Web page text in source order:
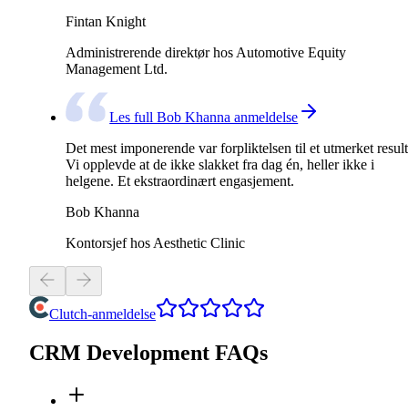
Fintan Knight
Administrerende direktør hos Automotive Equity
Management Ltd.
Les full Bob Khanna anmeldelse
Det mest imponerende var forpliktelsen til et utmerket
Vi opplevde at de ikke slakket fra dag én, heller ikke i
helgene. Et ekstraordinært engasjement.
Bob Khanna
Kontorsjef hos Aesthetic Clinic
Clutch-anmeldelse
CRM Development FAQs